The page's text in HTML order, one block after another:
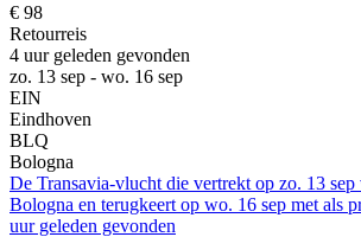
€ 98
Retourreis
4 uur geleden gevonden
zo. 13 sep - wo. 16 sep
EIN
Eindhoven
BLQ
Bologna
De Transavia-vlucht die vertrekt op zo. 13
Bologna en terugkeert op wo. 16 sep met als
uur geleden gevonden